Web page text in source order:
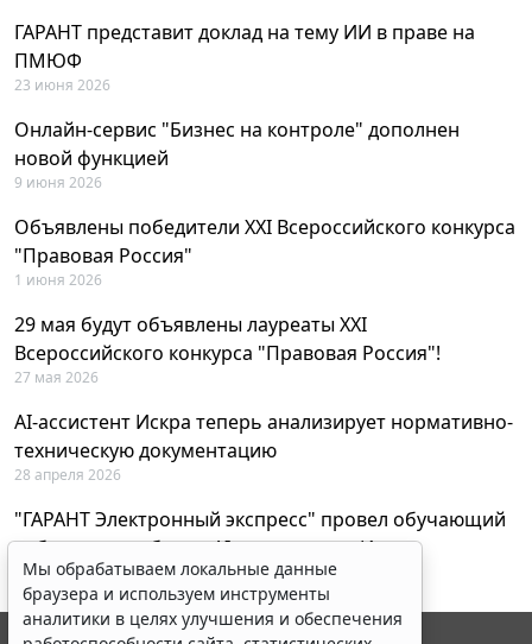
ГАРАНТ представит доклад на тему ИИ в праве на
ПМЮФ
23 июня 2026
Онлайн-сервис "Бизнес на контроле" дополнен
новой функцией
9 июня 2026
Объявлены победители XXI Всероссийского конкурса
"Правовая Россия"
1 июня 2026
29 мая будут объявлены лауреаты XXI
Всероссийского конкурса "Правовая Россия"!
27 мая 2026
AI-ассистент Искра теперь анализирует нормативно-
техническую документацию
28 апреля 2026
"ГАРАНТ Электронный экспресс" провел обучающий
вебинар по работе с AI-ассистентом Искра
23 апреля 2026
Мы обрабатываем локальные данные
браузера и используем инструменты
аналитики в целях улучшения и обеспечения